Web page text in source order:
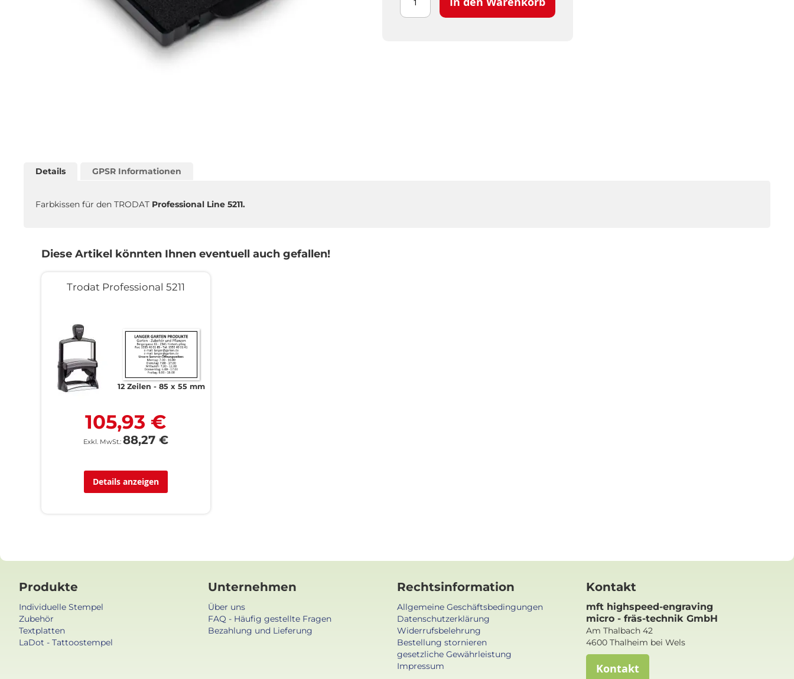
der
springen
Details
Farbkissen für den TRODAT Professional Line 5211.
GPSR Informationen
Diese Artikel könnten Ihnen eventuell auch gefallen!
Trodat Professional 5211
12 Zeilen 85 x 55 mm
105,93 €
88,27 €
Details anzeigen
Produkte
Individuelle Stempel
Zubehör
Textplatten
LaDot - Tattoostempel
Unternehmen
Über uns
FAQ - Häufig gestellte Fragen
Bezahlung und Lieferung
Rechtsinformation
Allgemeine Geschäftsbedingungen
Datenschutzerklärung
Widerrufsbelehrung
Bestellung stornieren
gesetzliche Gewährleistung
Impressum
Kontakt
mft highspeed-engraving
micro - fräs-technik GmbH
Am Thalbach 42
4600 Thalheim bei Wels
Kontakt